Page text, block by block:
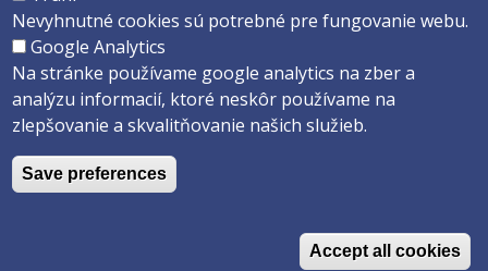
Správca obsahu
Vyhlásenie o prístupnosti
Copyright ©2026 Faculty of Philosophy and Art · Trnava University
Created by
Nevyhnutné cookies sú potrebné pre fungovanie webu.
Google Analytics
Na stránke používame google analytics na zber a
analýzu informacií, ktoré neskôr používame na
zlepšovanie a skvalitňovanie našich služieb.
Save preferences
Accept all cookies